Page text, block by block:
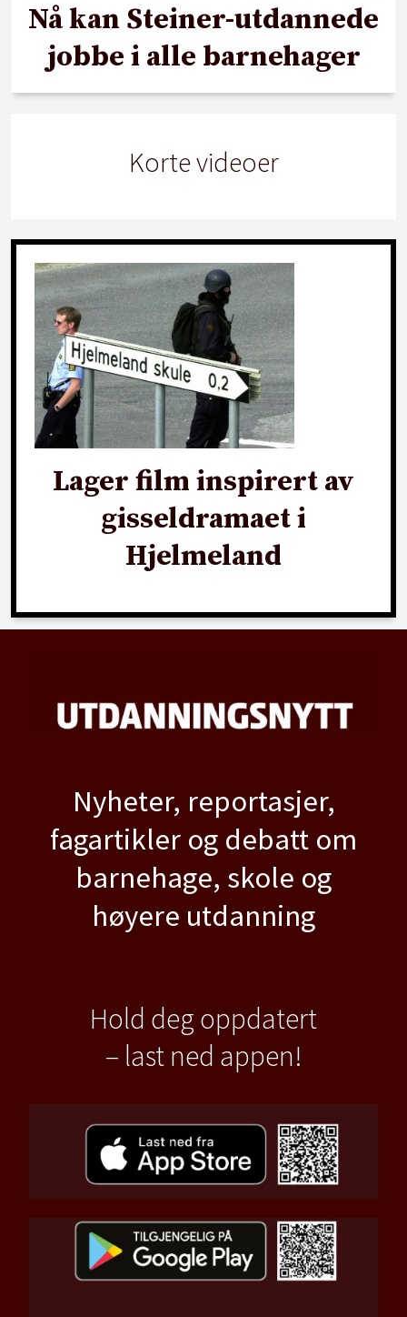
Nå kan Steiner-utdannede
jobbe i alle barnehager
Korte videoer
Lager film inspirert av
gisseldramaet i
Hjelmeland
Nyheter, reportasjer,
fagartikler og debatt om
barnehage, skole og
høyere utdanning
Hold deg oppdatert
– last ned appen!